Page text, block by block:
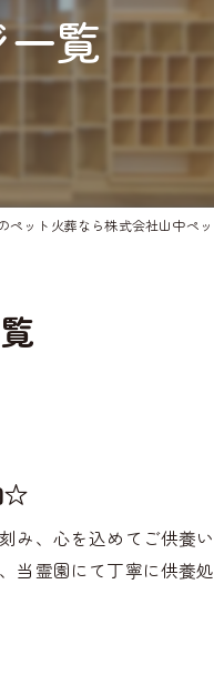
覧
ペット火葬なら株式会社山中ペ
☆
み、心を込めてご供養
当霊園にて丁寧に供養